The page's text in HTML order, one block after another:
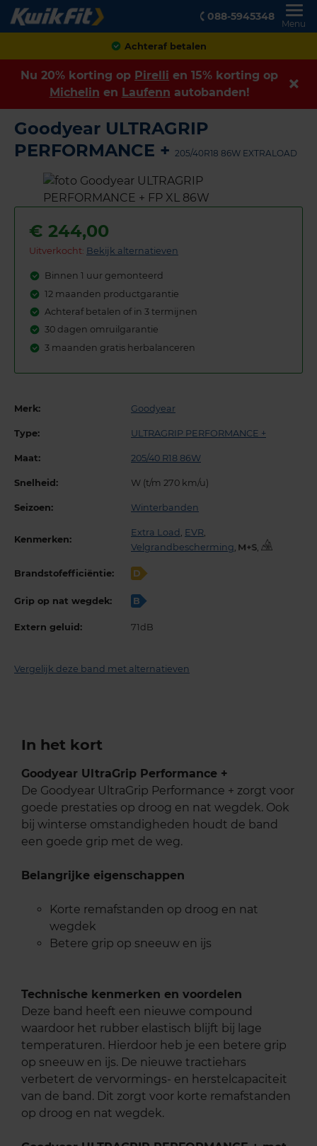
088-5945348
Menu
Achteraf betalen
Nu 20% korting op Pirelli en 15% korting op
Michelin en Laufenn autobanden!
Goodyear ULTRAGRIP
PERFORMANCE + 205/40R18 86W EXTRALOAD
€ 244,00
Uitverkocht: Bekijk alternatieven
Binnen 1 uur gemonteerd
12 maanden productgarantie
Achteraf betalen of in 3 termijnen
30 dagen omruilgarantie
3 maanden gratis herbalanceren
Merk: Goodyear
Type: ULTRAGRIP PERFORMANCE +
Maat: 205/40 R18 86W
Snelheid: W (t/m 270 km/u)
Seizoen: Winterbanden
Kenmerken:
Extra Load , EVR,
Velgrandbescherming, ,
Brandstofefficiëntie: D
Grip op nat wegdek: B
Extern geluid: 71dB
Vergelijk deze band met alternatieven
In het kort
Goodyear UltraGrip Performance +
De Goodyear UltraGrip Performance + zorgt voor
goede prestaties op droog en nat wegdek. Ook
bij winterse omstandigheden houdt de band
een goede grip met de weg.
Belangrijke eigenschappen
Korte remafstanden op droog en nat
wegdek
Betere grip op sneeuw en ijs
Technische kenmerken en voordelen
Deze band heeft een nieuwe compound
waardoor het rubber elastisch blijft bij lage
temperaturen. Hierdoor heb je een betere grip
op sneeuw en ijs. De nieuwe tractiehars
verbetert de vervormings- en herstelcapaciteit
van de band. Dit zorgt voor korte remafstanden
op droog en nat wegdek.